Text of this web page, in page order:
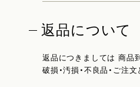
返品について
返品につきましては 商品
破損・汚損・不良品・ご注